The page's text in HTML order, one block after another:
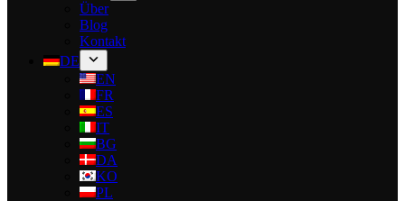
Über
Blog
Kontakt
DE
EN
FR
ES
IT
BG
DA
KO
PL